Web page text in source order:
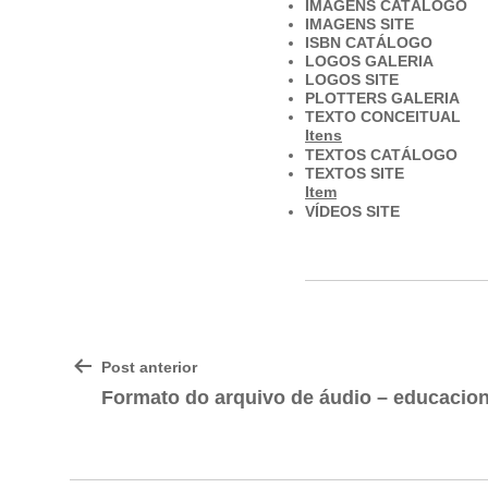
IMAGENS CATÁLOGO
IMAGENS SITE
ISBN CATÁLOGO
LOGOS GALERIA
LOGOS SITE
PLOTTERS GALERIA
TEXTO CONCEITUAL
Itens
TEXTOS CATÁLOGO
TEXTOS SITE
Item
VÍDEOS SITE
NAVEGAÇÃO
POST
Post anterior
Formato do arquivo de áudio –